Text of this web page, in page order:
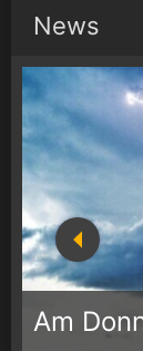
News
Am